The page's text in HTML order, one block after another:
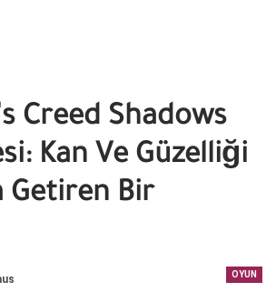
Creed Shadows
Kan Ve Güzelliği
Getiren Bir
OYUN